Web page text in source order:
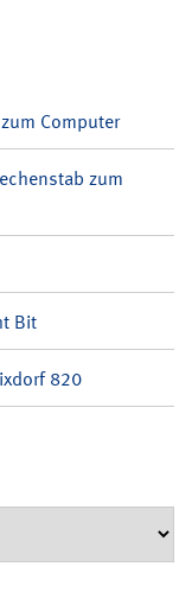
Computer
zum
Bit
820